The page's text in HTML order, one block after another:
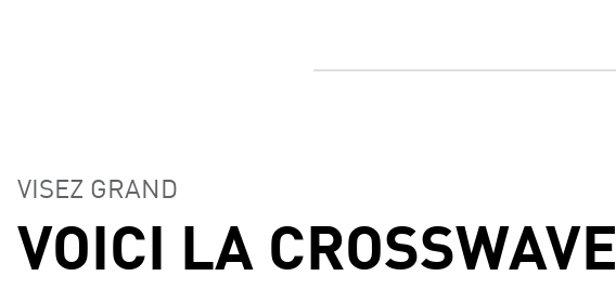
VISEZ GRAND
VOICI LA CROSSWAVE